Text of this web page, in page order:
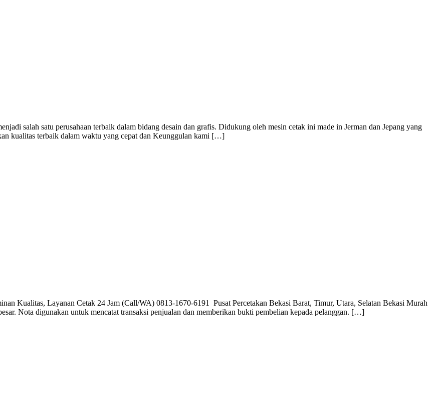
salah satu perusahaan terbaik dalam bidang desain dan grafis. Didukung oleh mesin cetak ini made in Jerman dan Jepang yang
kualitas terbaik dalam waktu yang cepat dan Keunggulan kami […]
Kualitas, Layanan Cetak 24 Jam (Call/WA) 0813-1670-6191 Pusat Percetakan Bekasi Barat, Timur, Utara, Selatan Bekasi Murah
Nota digunakan untuk mencatat transaksi penjualan dan memberikan bukti pembelian kepada pelanggan. […]